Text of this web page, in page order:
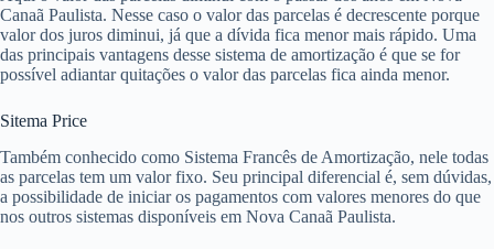
Canaã Paulista. Nesse caso o valor das parcelas é decrescente porque
valor dos juros diminui, já que a dívida fica menor mais rápido. Uma
das principais vantagens desse sistema de amortização é que se for
possível adiantar quitações o valor das parcelas fica ainda menor.
Sitema Price
Também conhecido como Sistema Francês de Amortização, nele todas
as parcelas tem um valor fixo. Seu principal diferencial é, sem dúvidas,
a possibilidade de iniciar os pagamentos com valores menores do que
nos outros sistemas disponíveis em Nova Canaã Paulista.